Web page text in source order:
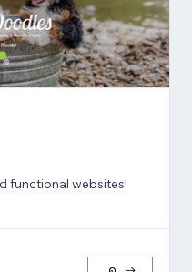
functional websites!